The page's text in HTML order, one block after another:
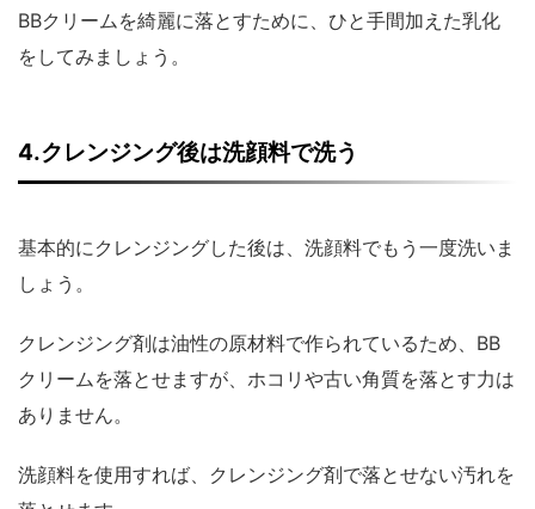
BBクリームを綺麗に落とすために、ひと手間加えた乳化
をしてみましょう。
4.クレンジング後は洗顔料で洗う
基本的にクレンジングした後は、洗顔料でもう一度洗いま
しょう。
クレンジング剤は油性の原材料で作られているため、BB
クリームを落とせますが、ホコリや古い角質を落とす力は
ありません。
洗顔料を使用すれば、クレンジング剤で落とせない汚れを